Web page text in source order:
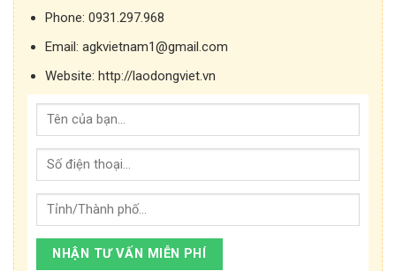
Phone: 0931.297.968
Email: agkvietnam1@gmail.com
Website: http://laodongviet.vn